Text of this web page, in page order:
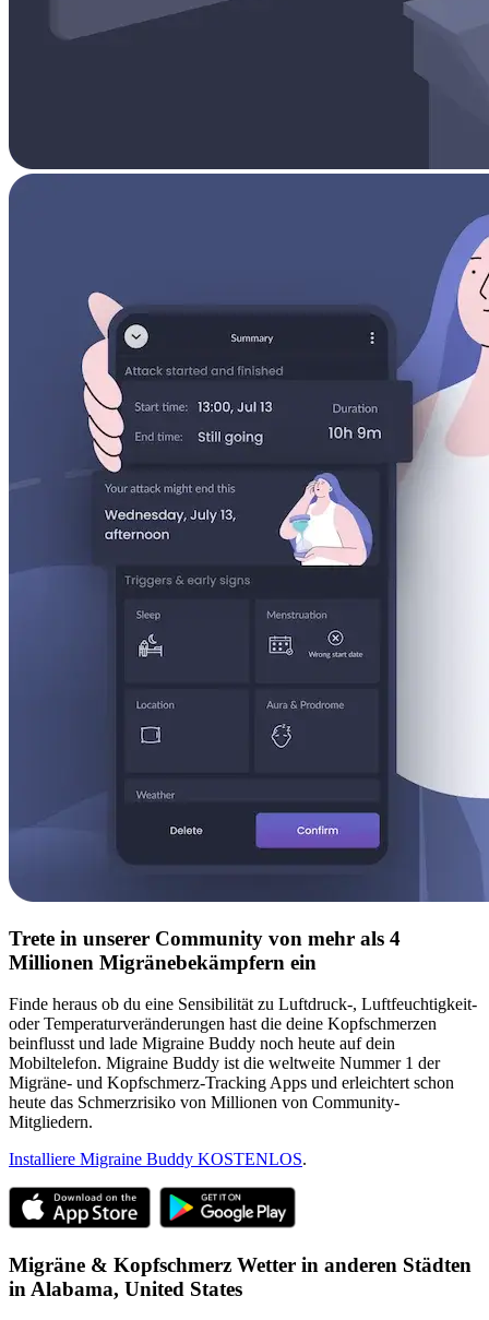
Trete in unserer Community von mehr als 4
Millionen Migränebekämpfern ein
Finde heraus ob du eine Sensibilität zu Luftdruck-, Luftfeuchtigkeit-
oder Temperaturveränderungen hast die deine Kopfschmerzen
beinflusst und lade Migraine Buddy noch heute auf dein
Mobiltelefon. Migraine Buddy ist die weltweite Nummer 1 der
Migräne- und Kopfschmerz-Tracking Apps und erleichtert schon
heute das Schmerzrisiko von Millionen von Community-
Mitgliedern.
Installiere Migraine Buddy KOSTENLOS.
Migräne & Kopfschmerz Wetter in anderen Städten
in Alabama, United States